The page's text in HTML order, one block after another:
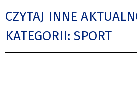
CZYTAJ INNE
KATEGORII: SPORT